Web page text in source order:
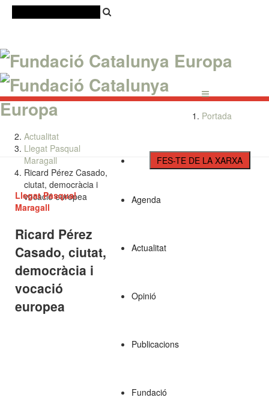
FES-TE DE LA XARXA
Agenda
Actualitat
Opinió
Publicacions
Fundació
Portada
Actualitat
Llegat Pasqual
Maragall
Ricard Pérez Casado,
ciutat, democràcia i
vocació europea
Llegat Pasqual
Maragall
Ricard Pérez
Casado, ciutat,
democràcia i
vocació
europea